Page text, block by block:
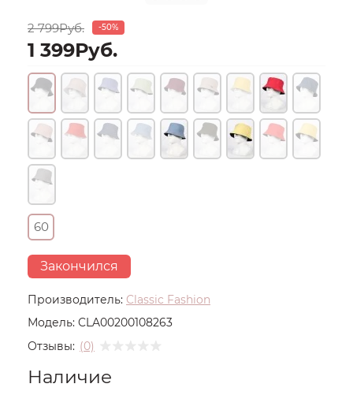
Производитель: Classic Fashion
Модель: CLA00200108263
Отзывы: (0)
2 799Руб. -50%
1 399Руб.
60
Закончился
Наличие